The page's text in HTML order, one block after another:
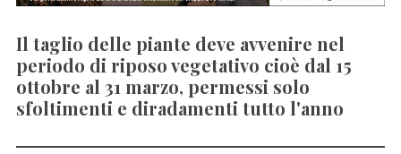
Il taglio delle piante deve avvenire nel
periodo di riposo vegetativo cioè dal 15
ottobre al 31 marzo, permessi solo
sfoltimenti e diradamenti tutto l'anno